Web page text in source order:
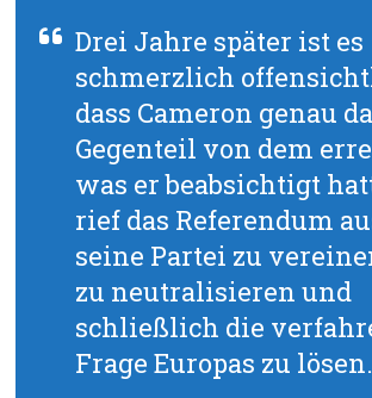
Drei Jahre später ist es
schmerzlich
dass Cameron genau
Gegenteil von dem
was er beabsichtigt
rief das Referendum
seine Partei zu
zu neutralisieren und
schließlich die
Frage Europas zu lösen.